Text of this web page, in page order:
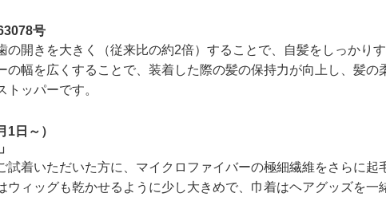
号
の開きを大きく（従来比の約2倍）することで、自髪をしっかり
の幅を広くすることで、装着した際の髪の保持力が向上し、髪の
ッパーです。
日～）
試着いただいた方に、マイクロファイバーの極細繊維をさらに起
ウィッグも乾かせるように少し大きめで、巾着はヘアグッズを一